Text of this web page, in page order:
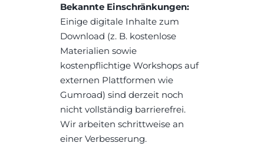
Bekannte Einschränkungen:
Einige digitale Inhalte zum
Download (z. B. kostenlose
Materialien sowie
kostenpflichtige Workshops auf
externen Plattformen wie
Gumroad) sind derzeit noch
nicht vollständig barrierefrei.
Wir arbeiten schrittweise an
einer Verbesserung.